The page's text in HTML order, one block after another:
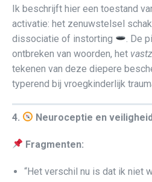
Ik beschrijft hier een toestand
activatie: het zenuwstelsel
dissociatie of instorting
. De
ontbreken van woorden, het
tekenen van deze diepere
typerend bij vroegkinderlijk
4. Neuroceptie en
Fragmenten:
“Het verschil nu is dat ik niet